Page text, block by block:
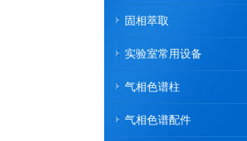
固相萃取
实验室常用设备
气相色谱柱
气相色谱配件